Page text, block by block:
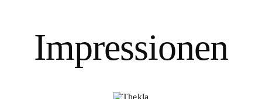
Impressionen